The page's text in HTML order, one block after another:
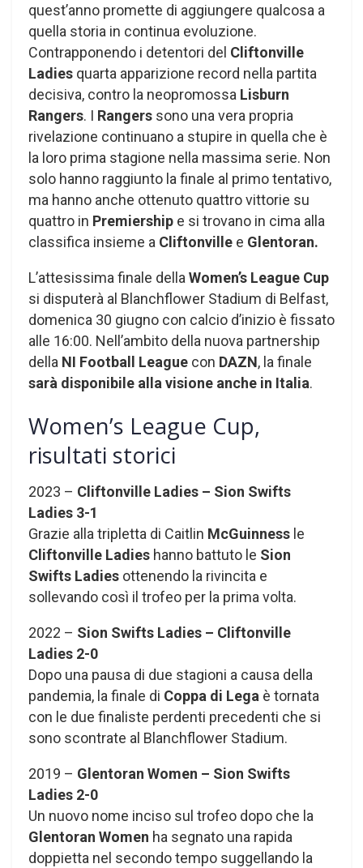
quest’anno promette di aggiungere qualcosa a
quella storia in continua evoluzione.
Contrapponendo i detentori del Cliftonville
Ladies quarta apparizione record nella partita
decisiva, contro la neopromossa Lisburn
Rangers. I Rangers sono una vera propria
rivelazione continuano a stupire in quella che è
la loro prima stagione nella massima serie. Non
solo hanno raggiunto la finale al primo tentativo,
ma hanno anche ottenuto quattro vittorie su
quattro in Premiership e si trovano in cima alla
classifica insieme a Cliftonville e Glentoran.
L’attesissima finale della Women’s League Cup
si disputerà al Blanchflower Stadium di Belfast,
domenica 30 giugno con calcio d’inizio è fissato
alle 16:00. Nell’ambito della nuova partnership
della NI Football League con DAZN, la finale
sarà disponibile alla visione anche in Italia.
Women’s League Cup,
risultati storici
2023 – Cliftonville Ladies – Sion Swifts
Ladies 3-1
Grazie alla tripletta di Caitlin McGuinness le
Cliftonville Ladies hanno battuto le Sion
Swifts Ladies ottenendo la rivincita e
sollevando così il trofeo per la prima volta.
2022 – Sion Swifts Ladies – Cliftonville
Ladies 2-0
Dopo una pausa di due stagioni a causa della
pandemia, la finale di Coppa di Lega è tornata
con le due finaliste perdenti precedenti che si
sono scontrate al Blanchflower Stadium.
2019 – Glentoran Women – Sion Swifts
Ladies 2-0
Un nuovo nome inciso sul trofeo dopo che la
Glentoran Women ha segnato una rapida
doppietta nel secondo tempo suggellando la